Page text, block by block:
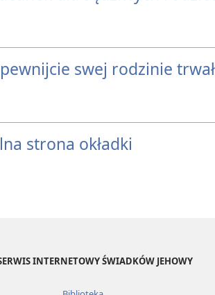
swej rodzinie
strona okładki
INTERNETOWY ŚWIADKÓW JEHOWY